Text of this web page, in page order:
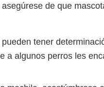
de que
tener
a algunos perros les